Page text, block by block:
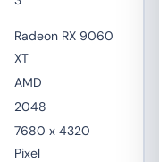
Radeon RX 9060
XT
AMD
2048
7680 x 4320
Pixel